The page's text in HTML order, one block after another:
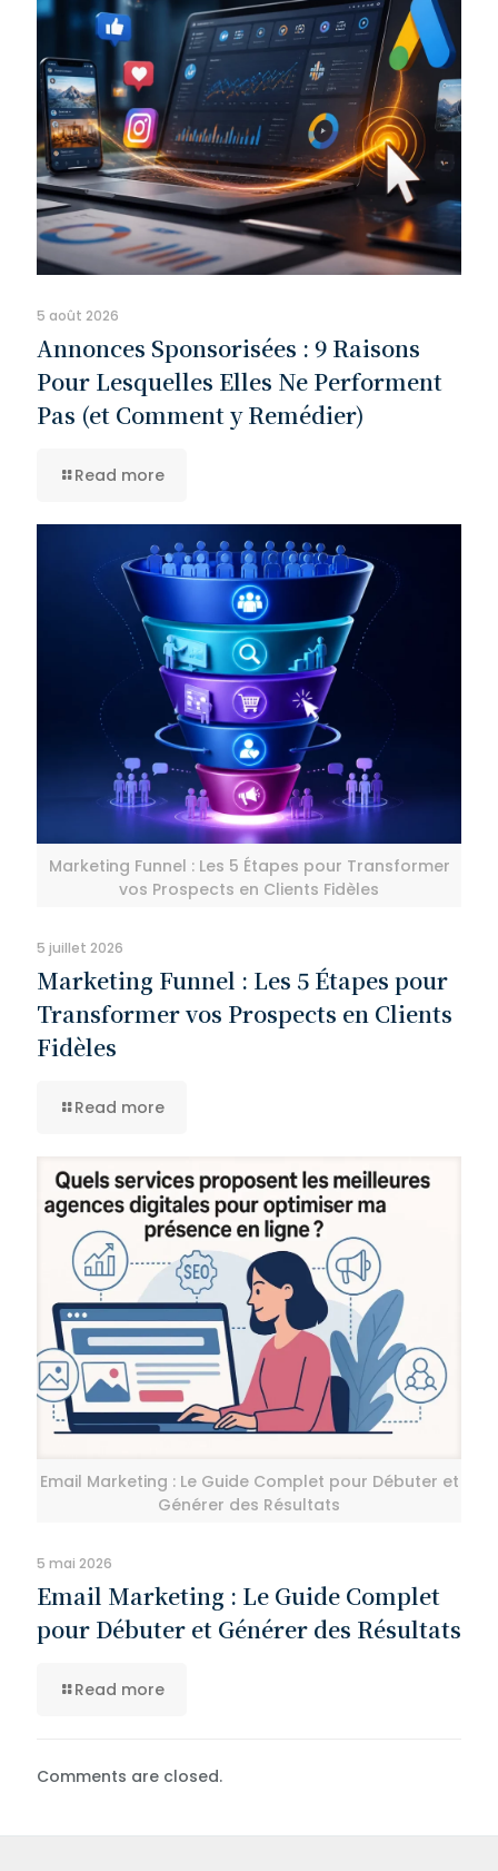
5 août 2026
Annonces Sponsorisées : 9 Raisons
Pour Lesquelles Elles Ne Performent
Pas (et Comment y Remédier)
Read more
Marketing Funnel : Les 5 Étapes pour Transformer
vos Prospects en Clients Fidèles
5 juillet 2026
Marketing Funnel : Les 5 Étapes pour
Transformer vos Prospects en Clients
Fidèles
Read more
Email Marketing : Le Guide Complet pour Débuter et
Générer des Résultats
5 mai 2026
Email Marketing : Le Guide Complet
pour Débuter et Générer des Résultats
Read more
Comments are closed.